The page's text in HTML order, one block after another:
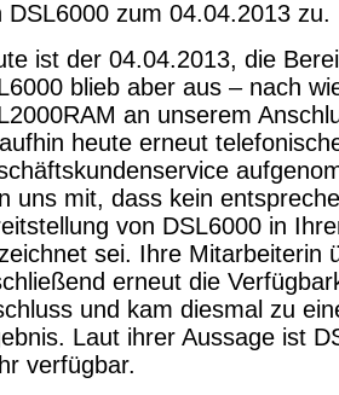
DSL6000 zum 04.04.2013 zu.
ist der 04.04.2013, die
blieb aber aus – nach
an unserem
heute erneut
uns mit, dass kein
von DSL6000 in
sei. Ihre Mitarbeiterin
erneut die
und kam diesmal zu
Laut ihrer Aussage ist
verfügbar.